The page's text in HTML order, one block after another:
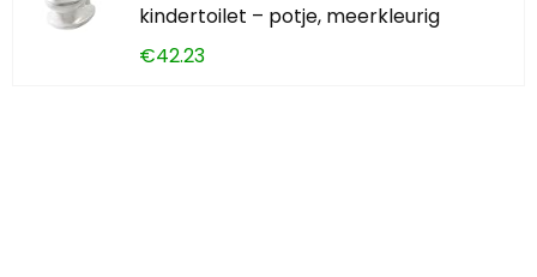
kindertoilet – potje, meerkleurig
€42.23